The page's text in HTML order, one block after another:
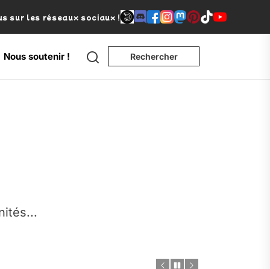
sur les réseaux sociaux !
Nous soutenir ! Search Rechercher